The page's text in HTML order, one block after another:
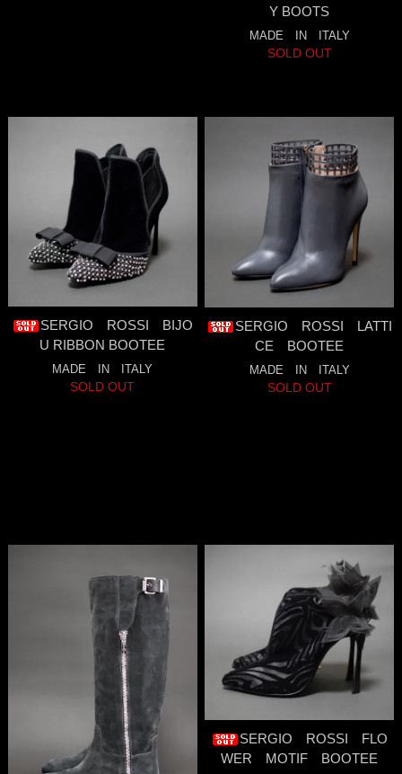
Y BOOTS
MADE IN ITALY
SOLD OUT
SERGIO ROSSI BIJO
U RIBBON BOOTEE
MADE IN ITALY
SOLD OUT
SERGIO ROSSI LATTI
CE BOOTEE
MADE IN ITALY
SOLD OUT
SERGIO ROSSI FLO
WER MOTIF BOOTEE